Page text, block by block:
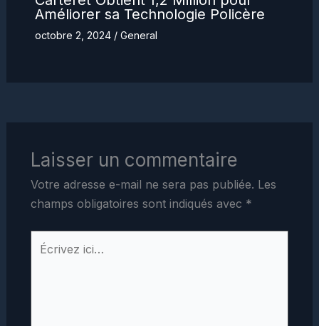
Améliorer sa Technologie Policère
octobre 2, 2024 / General
Laisser un commentaire
Votre adresse e-mail ne sera pas publiée. Les
champs obligatoires sont indiqués avec *
Écrivez